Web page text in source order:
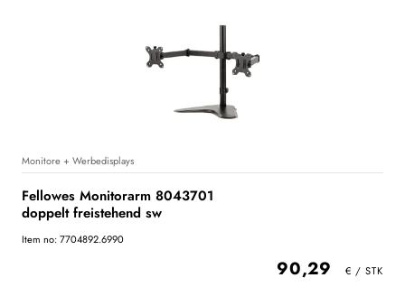
Monitore + Werbedisplays
Fellowes Monitorarm 8043701
doppelt freistehend sw
Item no: 7704892.6990
90,29